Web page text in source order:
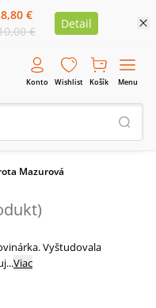
8,80 €
€
Detail
Konto Wishlist Košík Menu
Mazurová
)
Vyštudovala
...Viac